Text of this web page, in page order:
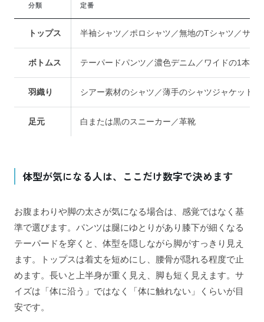
分類 定番
トップス 半袖シャツ／ポロシャツ／無地のTシャツ／サマ
ボトムス テーパードパンツ／濃色デニム／ワイドの1本
羽織り シアー素材のシャツ／薄手のシャツジャケット
足元 白または黒のスニーカー／革靴
体型が気になる人は、ここだけ数字で決めます
お腹まわりや脚の太さが気になる場合は、感覚ではなく基
準で選びます。パンツは腿にゆとりがあり膝下が細くなる
テーパードを穿くと、体型を隠しながら脚がすっきり見え
ます。トップスは着丈を短めにし、腰骨が隠れる程度で止
めます。長いと上半身が重く見え、脚も短く見えます。サ
イズは「体に沿う」ではなく「体に触れない」くらいが目
安です。